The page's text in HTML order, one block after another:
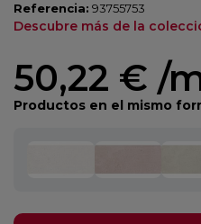
Referencia: 93755753
Descubre más de la
50,22 € /
Productos en el mismo